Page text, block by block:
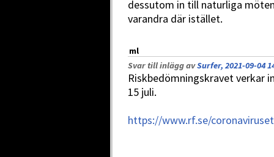
dessutom in till naturliga
varandra där istället.
ml
Svar till inlägg avSurfer, 2021-09-04
Riskbedömningskravet verkar
15 juli.
https://www.rf.se/